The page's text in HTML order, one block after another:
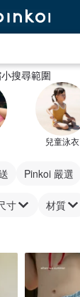
搜尋範圍
兒童泳衣
Pinkoi 嚴選
寸 材質